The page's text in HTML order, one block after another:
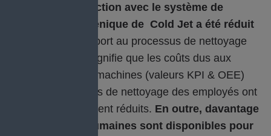
moulage par injection avec le système de
nettoyage cryogénique de Cold Jet a été réduit
par rapport au processus de nettoyage
précédent. Cela signifie que les coûts dus aux
temps d'arrêt des machines (valeurs KPI & OEE)
ainsi que les efforts de nettoyage des employés ont
été considérablement réduits. En outre, davantage
de ressources humaines sont disponibles pour